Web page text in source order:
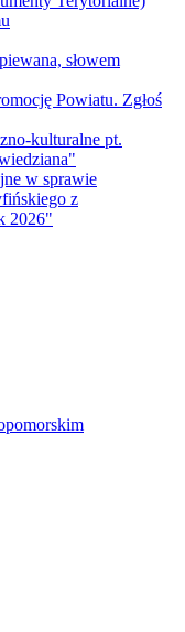
słowem
Powiatu. Zgłoś
kulturalne pt.
w sprawie
z
2026"